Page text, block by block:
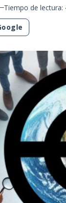
Tiempo de lectura: